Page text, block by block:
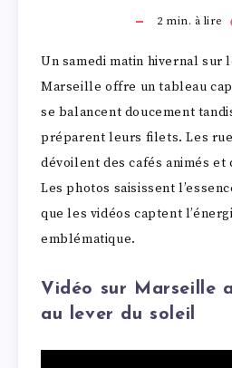
2 min. à lire
Un samedi matin hivernal sur
Marseille offre un tableau
se balancent doucement
préparent leurs filets. Les
dévoilent des cafés animés et
Les photos saisissent
que les vidéos captent
emblématique.
Vidéo sur Marseille
au lever du soleil